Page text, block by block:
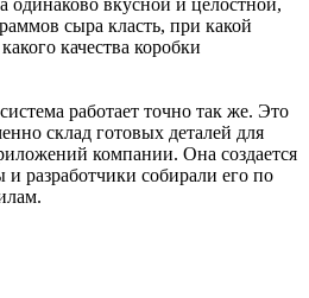
сыра класть, при какой
качества коробки
работает точно так же. Это
склад готовых деталей для
компании. Она создается
и разработчики собирали его по